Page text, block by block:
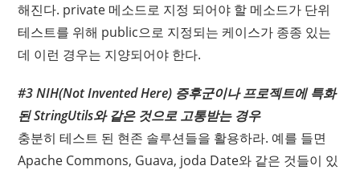
해진다. private 메소드로 지정 되어야 할 메소드가 단위
테스트를 위해 public으로 지정되는 케이스가 종종 있는
데 이런 경우는 지양되어야 한다.
#3 NIH(Not Invented Here) 증후군이나 프로젝트에 특화
된 StringUtils와 같은 것으로 고통받는 경우
충분히 테스트 된 현존 솔루션들을 활용하라. 예를 들면
Apache Commons, Guava, joda Date와 같은 것들이 있